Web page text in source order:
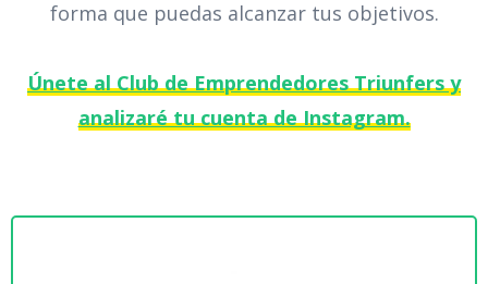
forma que puedas alcanzar tus objetivos.
Únete al Club de Emprendedores Triunfers y
analizaré tu cuenta de Instagram.